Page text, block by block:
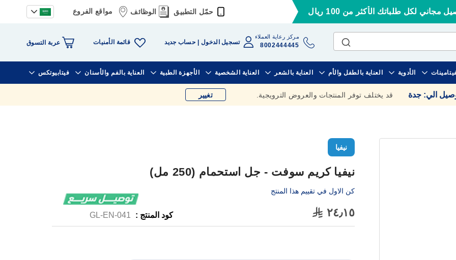
مجاني لكل طلباتك الأكثر من 100 ريال حمّل التطبيق الوظائف مواقع الفروع
مركز رعاية العملاء
8002444445 تسجيل الدخول حساب جديد قائمة الأمنيات عربة التسوق
الأدوية العناية بالطفل والأم العناية بالشعر العناية الشخصية الأجهزة الطبية العناية بالفم والأسنان فيتابيوتكس
الي: جدة قد يختلف توفر المنتجات والعروض الترويجية. تغيير
نيفيا
نيفيا كريم سوفت - جل استحمام (250 مل)
كن الاول في تقييم هذا المنتج
٢٤٫١٥ كود المنتج : GL-EN-041